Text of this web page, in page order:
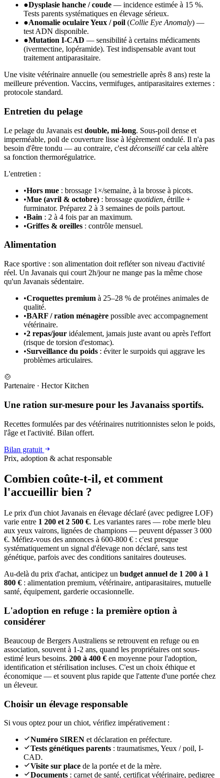
●Dysplasie hanche / coude — incidence estimée à 15 %.
Tests parents systématiques en élevage sérieux.
●Anomalie oculaire Yeux / poil (Collie Eye Anomaly) —
test ADN disponible.
●Mutation I-CAD — sensibilité à certains médicaments
(ivermectine, lopéramide). Test indispensable avant tout
traitement antiparasitaire.
Une visite vétérinaire annuelle (ou semestrielle après 8 ans) reste la
meilleure prévention. Vaccins, vermifuges, antiparasitaires externes :
protocole standard.
Entretien du pelage
Le pelage du Javanais est double, mi-long. Sous-poil dense et
imperméable, poil de couverture lisse à légèrement ondulé. Il n'a pas
besoin d'être tondu — au contraire, c'est déconseillécar cela altère
sa fonction thermorégulatrice.
L'entretien :
•Hors mue : brossage 1×/semaine, à la brosse à picots.
•Mue (avril & octobre) : brossage quotidien, étrille +
furminator. Préparez 2 à 3 semaines de poils partout.
•Bain : 2 à 4 fois par an maximum.
•Griffes & oreilles : contrôle mensuel.
Alimentation
Race sportive : son alimentation doit refléter son niveau d'activité
réel. Un Javanais qui court 2h/jour ne mange pas la même chose
qu'un Javanais sédentaire.
•Croquettes premium à 25–28 % de protéines animales de
qualité.
•BARF / ration ménagère possible avec accompagnement
vétérinaire.
•2 repas/jour idéalement, jamais juste avant ou après l'effort
(risque de torsion d'estomac).
•Surveillance du poids : éviter le surpoids qui aggrave les
problèmes articulaires.
🍲
Partenaire · Hector Kitchen
Une ration sur-mesure pour les Javanaiss sportifs.
Recettes formulées par des vétérinaires nutritionnistes selon le poids,
l'âge et l'activité. Bilan offert.
Bilan gratuit
Prix, adoption & achat responsable
Combien coûte-t-il, et comment
l'accueillir bien ?
Le prix d'un chiot Javanais en élevage déclaré (avec pedigree LOF)
varie entre 1 200 et 2 500 €. Les variantes rares — robe merle bleu
aux yeux vairons, lignées de champions — peuvent dépasser 3 000
€. Méfiez-vous des annonces à 600-800 € : c'est presque
systématiquement un signal d'élevage non déclaré, sans test
génétique, parfois avec des conditions sanitaires douteuses.
Au-delà du prix d'achat, anticipez un budget annuel de 1 200 à 1
800 € : alimentation premium, vétérinaire, antiparasitaires, mutuelle
santé, équipement, garderie occasionnelle.
L'adoption en refuge : la première option à
considérer
Beaucoup de Bergers Australiens se retrouvent en refuge ou en
association, souvent à 1-2 ans, quand les propriétaires ont sous-
estimé leurs besoins. 200 à 400 € en moyenne pour l'adoption,
identification et stérilisation incluses. C'est un choix éthique et
économique — et souvent plus rapide que l'attente d'une portée chez
un éleveur.
Choisir un élevage responsable
Si vous optez pour un chiot, vérifiez impérativement :
Numéro SIREN et déclaration en préfecture.
Tests génétiques parents : traumatismes, Yeux / poil, I-
CAD.
Visite sur place de la portée et de la mère.
Documents : carnet de santé, certificat vétérinaire, pedigree